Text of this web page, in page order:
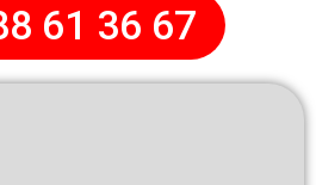
61 36 67